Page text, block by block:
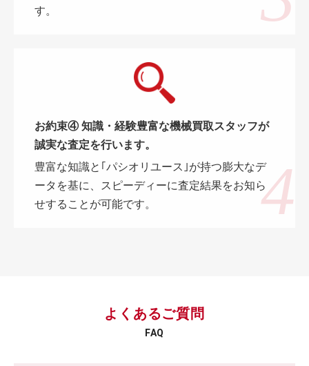
す。
お約束④ 知識・経験豊富な機械買取スタッフが
誠実な査定を行います。
豊富な知識と｢パシオリユース｣が持つ膨大なデ
ータを基に、スピーディーに査定結果をお知ら
せすることが可能です。
よくあるご質問
FAQ